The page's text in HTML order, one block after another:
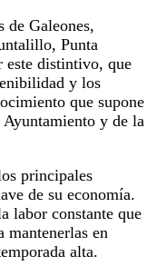
de Galeones,
Punta
distintivo, que
y los
que supone
y de la
principales
de su economía.
labor constante que
mantenerlas en
alta.